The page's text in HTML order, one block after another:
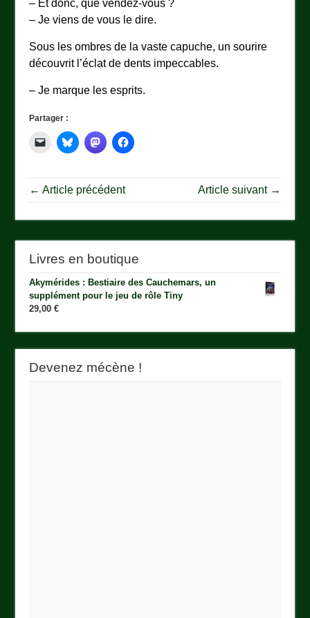
– Et donc, que vendez-vous ?
– Je viens de vous le dire.
Sous les ombres de la vaste capuche, un sourire
découvrit l’éclat de dents impeccables.
– Je marque les esprits.
Partager :
← Article précédent Article suivant →
Livres en boutique
Akymérides : Bestiaire des Cauchemars, un
supplément pour le jeu de rôle Tiny
29,00€
Devenez mécène !